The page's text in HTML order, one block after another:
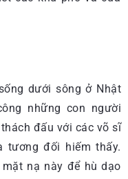
dưới sông ở Nhật
những con người
đấu với các võ sĩ
tương đối hiếm thấy.
nạ này để hù dạo